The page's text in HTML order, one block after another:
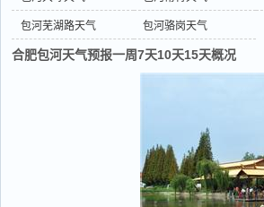
包河芜湖路天气 包河骆岗天气
合肥包河天气预报一周7天10天15天概况